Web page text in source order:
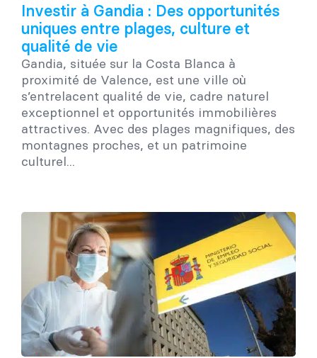
Investir à Gandia : Des opportunités
uniques entre plages, culture et
qualité de vie
Gandia, située sur la Costa Blanca à
proximité de Valence, est une ville où
s’entrelacent qualité de vie, cadre naturel
exceptionnel et opportunités immobilières
attractives. Avec des plages magnifiques, des
montagnes proches, et un patrimoine
culturel...